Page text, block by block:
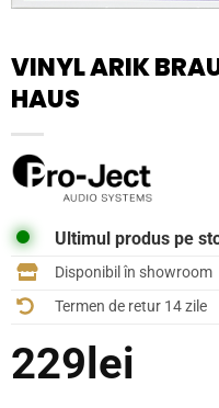
VINYL ARIK
HAUS
Ultimul produs pe
Disponibil în showroom
Termen de retur 14 zile
229 lei